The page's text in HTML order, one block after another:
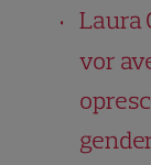
Laura
vor